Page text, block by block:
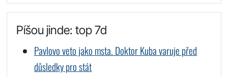
Píšou jinde: top 7d
Pavlovo veto jako msta. Doktor Kuba varuje před
důsledky pro stát